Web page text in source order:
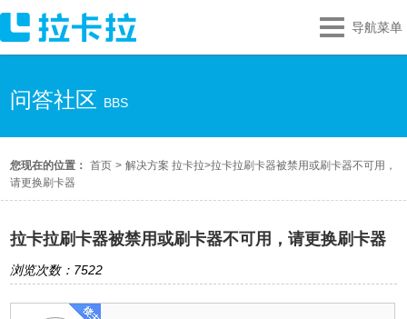
导航菜单
问答社区 BBS
您现在的位置： 首页 > 解决方案 拉卡拉>拉卡拉刷卡器被禁用或刷卡器不可用，
请更换刷卡器
拉卡拉刷卡器被禁用或刷卡器不可用，请更换刷卡器
浏览次数：7522